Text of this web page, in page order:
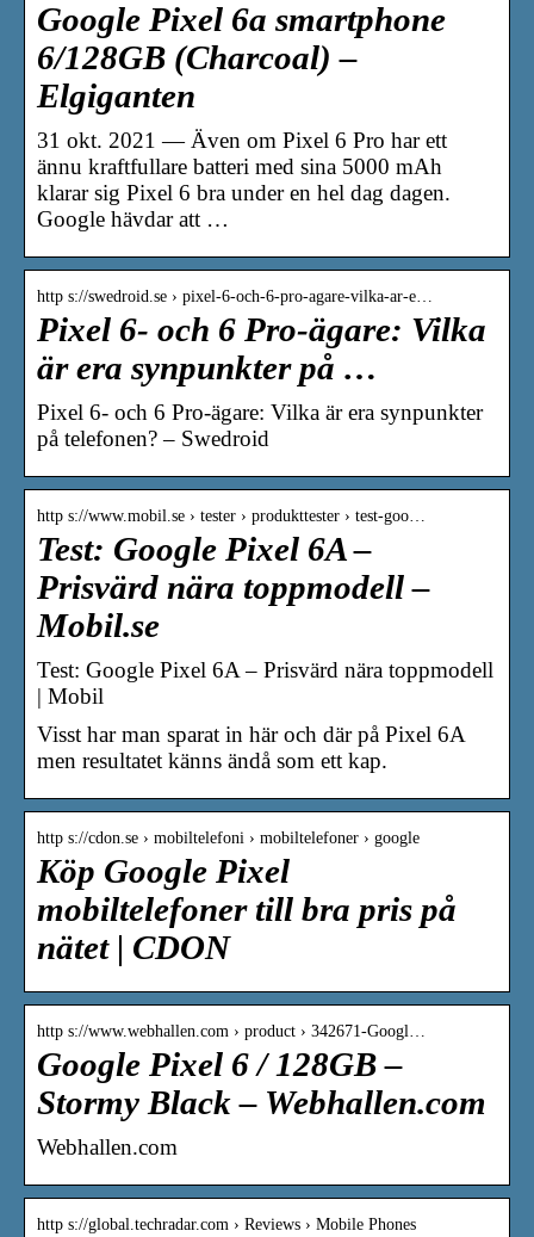
Google Pixel 6a smartphone
6/128GB (Charcoal) –
Elgiganten
31 okt. 2021 — Även om Pixel 6 Pro har ett
ännu kraftfullare batteri med sina 5000 mAh
klarar sig Pixel 6 bra under en hel dag dagen.
Google hävdar att …
http s://swedroid.se › pixel-6-och-6-pro-agare-vilka-ar-e…
Pixel 6- och 6 Pro-ägare: Vilka
är era synpunkter på …
Pixel 6- och 6 Pro-ägare: Vilka är era synpunkter
på telefonen? – Swedroid
http s://www.mobil.se › tester › produkttester › test-goo…
Test: Google Pixel 6A –
Prisvärd nära toppmodell –
Mobil.se
Test: Google Pixel 6A – Prisvärd nära toppmodell
| Mobil
Visst har man sparat in här och där på Pixel 6A
men resultatet känns ändå som ett kap.
http s://cdon.se › mobiltelefoni › mobiltelefoner › google
Köp Google Pixel
mobiltelefoner till bra pris på
nätet | CDON
http s://www.webhallen.com › product › 342671-Googl…
Google Pixel 6 / 128GB –
Stormy Black – Webhallen.com
Webhallen.com
http s://global.techradar.com › Reviews › Mobile Phones